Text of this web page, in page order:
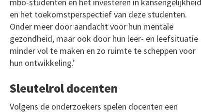
mbo-studenten en het investeren in kansengelijkheid
en het toekomstperspectief van deze studenten.
Onder meer door aandacht voor hun mentale
gezondheid, maar ook door hun leer- en leefsituatie
minder vol te maken en zo ruimte te scheppen voor
hun ontwikkeling.’
Sleutelrol docenten
Volgens de onderzoekers spelen docenten een